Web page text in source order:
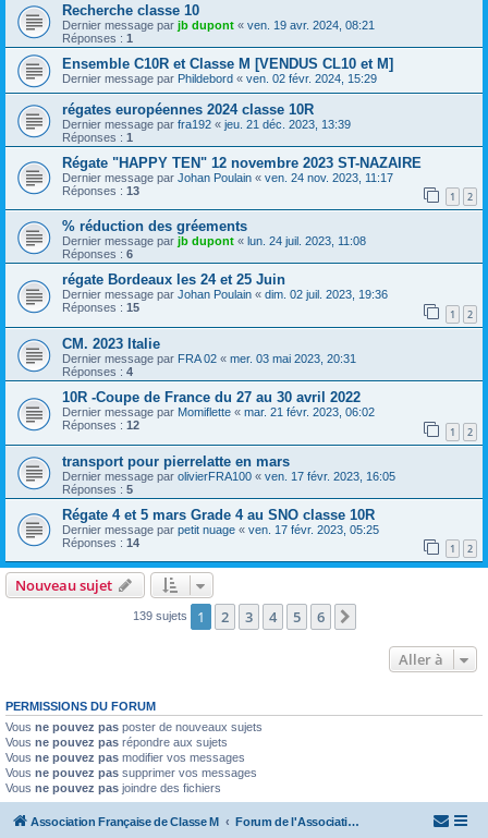
Recherche classe 10
Dernier message par jb dupont « ven. 19 avr. 2024, 08:21
Réponses : 1
Ensemble C10R et Classe M [VENDUS CL10 et M]
Dernier message par Phildebord « ven. 02 févr. 2024, 15:29
régates européennes 2024 classe 10R
Dernier message par fra192 « jeu. 21 déc. 2023, 13:39
Réponses : 1
Régate "HAPPY TEN" 12 novembre 2023 ST-NAZAIRE
Dernier message par Johan Poulain « ven. 24 nov. 2023, 11:17
Réponses : 13 1 2
% réduction des gréements
Dernier message par jb dupont « lun. 24 juil. 2023, 11:08
Réponses : 6
régate Bordeaux les 24 et 25 Juin
Dernier message par Johan Poulain « dim. 02 juil. 2023, 19:36
Réponses : 15 1 2
CM. 2023 Italie
Dernier message par FRA 02 « mer. 03 mai 2023, 20:31
Réponses : 4
10R -Coupe de France du 27 au 30 avril 2022
Dernier message par Momiflette « mar. 21 févr. 2023, 06:02
Réponses : 12 1 2
transport pour pierrelatte en mars
Dernier message par olivierFRA100 « ven. 17 févr. 2023, 16:05
Réponses : 5
Régate 4 et 5 mars Grade 4 au SNO classe 10R
Dernier message par petit nuage « ven. 17 févr. 2023, 05:25
Réponses : 14 1 2
Nouveau sujet
139 sujets 1 2 3 4 5 6
Aller à
PERMISSIONS DU FORUM
Vous ne pouvez pas poster de nouveaux sujets
Vous ne pouvez pas répondre aux sujets
Vous ne pouvez pas modifier vos messages
Vous ne pouvez pas supprimer vos messages
Vous ne pouvez pas joindre des fichiers
Association Française de Classe M Forum de l'Association Française de Classe M